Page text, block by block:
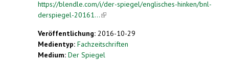
https://blendle.com/i/der-spiegel/englisches-hinken/bnl-
derspiegel-20161...(link is external)
Veröffentlichung: 2016-10-29
Medientyp: Fachzeitschriften
Medium: Der Spiegel